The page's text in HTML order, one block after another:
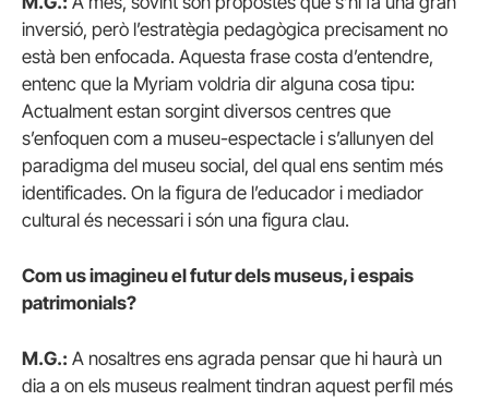
inversió, però l’estratègia pedagògica precisament no
està ben enfocada. Aquesta frase costa d’entendre,
entenc que la Myriam voldria dir alguna cosa tipu:
Actualment estan sorgint diversos centres que
s’enfoquen com a museu-espectacle i s’allunyen del
paradigma del museu social, del qual ens sentim més
identificades. On la figura de l’educador i mediador
cultural és necessari i són una figura clau.
Com us imagineu el futur dels museus, i espais
patrimonials?
M.G.: A nosaltres ens agrada pensar que hi haurà un
dia a on els museus realment tindran aquest perfil més